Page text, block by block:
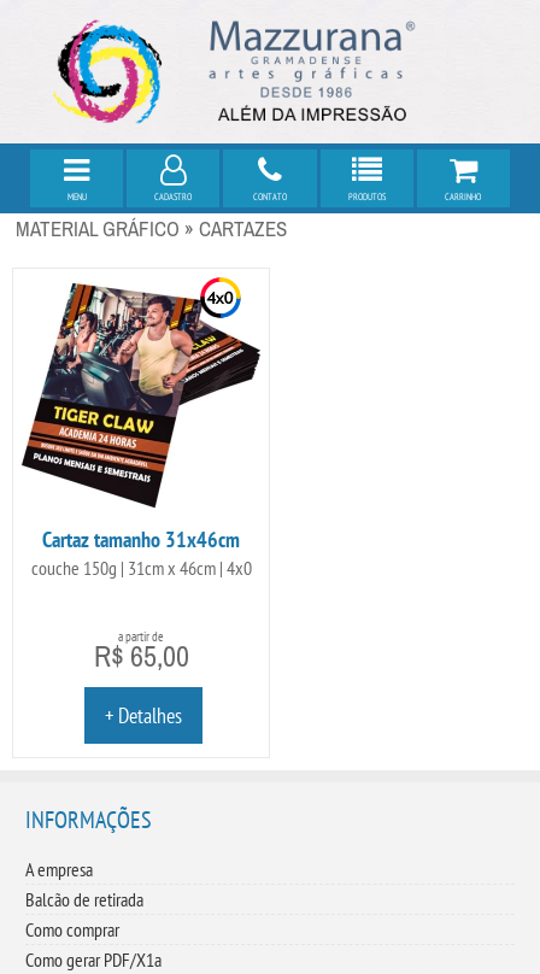
MENU CADASTRO CONTATO PRODUTOS CARRINHO
MATERIAL GRÁFICO » CARTAZES
Cartaz tamanho 31x46cm
couche 150g | 31cm x 46cm | 4x0
a partir de
R$ 65,00
+ Detalhes
INFORMAÇÕES
A empresa
Balcão de retirada
Como comprar
Como gerar PDF/X1a